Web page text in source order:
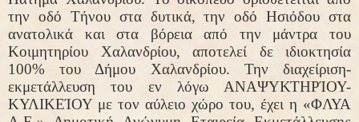
την οδό Τήνου στα δυτικά, την οδό Ησιόδου στα
ανατολικά και στα βόρεια από την μάντρα του
Κοιμητηρίου Χαλανδρίου, αποτελεί δε ιδιοκτησία
100% του Δήμου Χαλανδρίου. Την διαχείριση-
εκμετάλλευση του εν λόγω ΑΝΑΨΥΚΤΗΡΊΟΥ-
ΚΥΛΙΚΕΊΟΥ με τον αύλειο χώρο του, έχει η «ΦΛΥΑ